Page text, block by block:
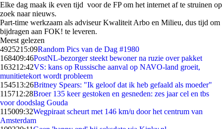
Elke dag maak ik even tijd voor de FP om het internet af te struinen op
zoek naar nieuws.
Part-time werkzaam als adviseur Kwaliteit Arbo en Milieu, dus tijd om
bijdragen aan FOK! te leveren.
Meest gelezen
4925215:09Random Pics van de Dag #1980
168409:46PostNL-bezorger steekt bewoner na ruzie over pakket
163212:42VS: kans op Russische aanval op NAVO-land groeit,
munitietekort wordt probleem
154513:26Britney Spears: "Ik geloof dat ik heb gefaald als moeder"
115712:28Broer 135 keer gestoken en gesneden: zes jaar cel en tbs
voor doodslag Gouda
115009:32Wegpiraat scheurt met 146 km/u door het centrum van
Amsterdam